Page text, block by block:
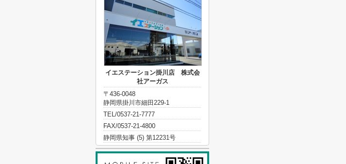
イエステーション掛川店 株式会
社アーガス
〒436-0048
静岡県掛川市細田229-1
TEL/0537-21-7777
FAX/0537-21-4800
静岡県知事 (5) 第12231号